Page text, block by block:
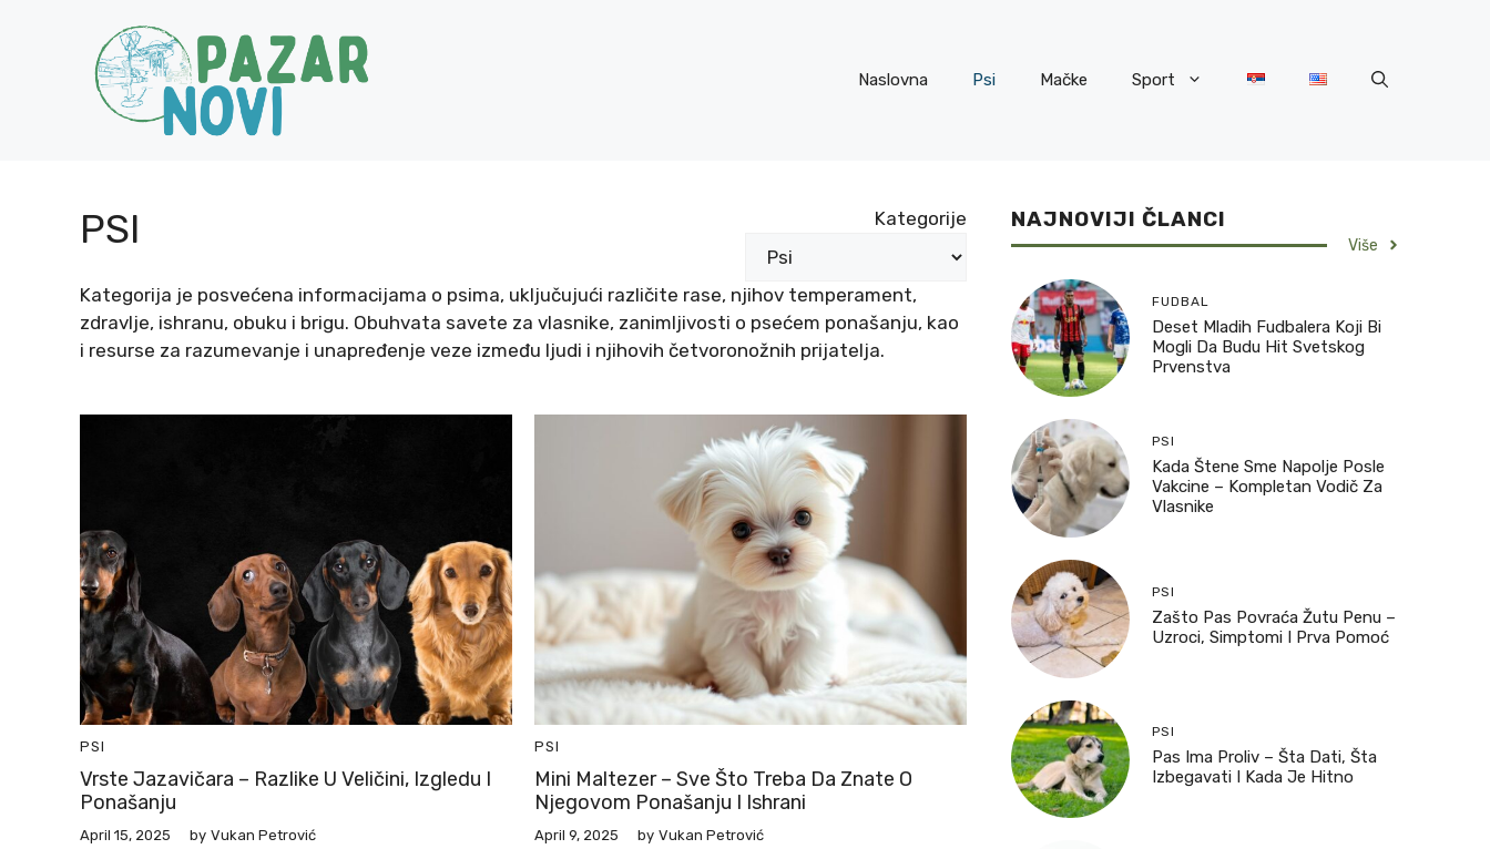
Naslovna Psi Mačke Sport
PSI Kategorije
Kategorija je posvećena informacijama o psima, uključujući različite rase, njihov temperament,
zdravlje, ishranu, obuku i brigu. Obuhvata savete za vlasnike, zanimljivosti o psećem ponašanju, kao
i resurse za razumevanje i unapređenje veze između ljudi i njihovih četvoronožnih prijatelja.
PSI
Vrste Jazavičara – Razlike U Veličini, Izgledu I
Ponašanju
April 15, 2025 by Vukan Petrović
PSI
Mini Maltezer – Sve Što Treba Da Znate O
Njegovom Ponašanju I Ishrani
April 9, 2025 by Vukan Petrović
NAJNOVIJI ČLANCI
Više
FUDBAL
Deset Mladih Fudbalera Koji Bi
Mogli Da Budu Hit Svetskog
Prvenstva
PSI
Kada Štene Sme Napolje Posle
Vakcine – Kompletan Vodič Za
Vlasnike
PSI
Zašto Pas Povraća Žutu Penu –
Uzroci, Simptomi I Prva Pomoć
PSI
Pas Ima Proliv – Šta Dati, Šta
Izbegavati I Kada Je Hitno